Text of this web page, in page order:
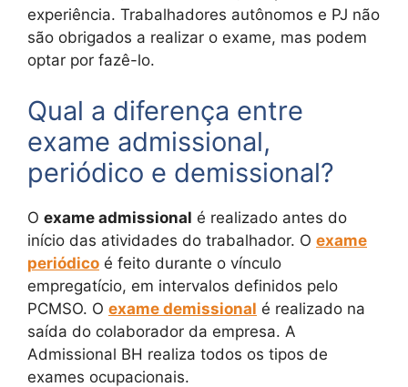
experiência. Trabalhadores autônomos e PJ não
são obrigados a realizar o exame, mas podem
optar por fazê-lo.
Qual a diferença entre
exame admissional,
periódico e demissional?
O exame admissional é realizado antes do
início das atividades do trabalhador. O exame
periódico é feito durante o vínculo
empregatício, em intervalos definidos pelo
PCMSO. O exame demissional é realizado na
saída do colaborador da empresa. A
Admissional BH realiza todos os tipos de
exames ocupacionais.